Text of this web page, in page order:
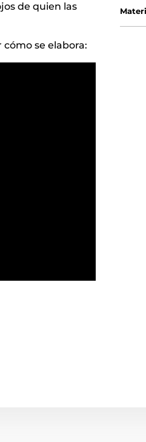
de quien las
se elabora: